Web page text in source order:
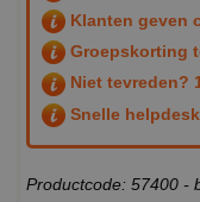
Klanten geven
Groepskorting
Niet tevreden?
Snelle helpdesk
Productcode: 57400 -